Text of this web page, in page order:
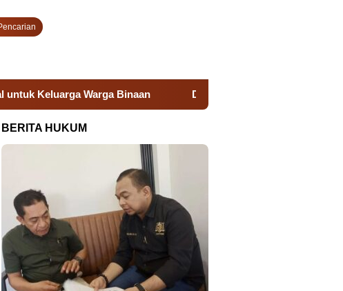
Donor Darah Semarak HUT RI, Lapas Takalar Hadirkan Aksi
BERITA HUKUM